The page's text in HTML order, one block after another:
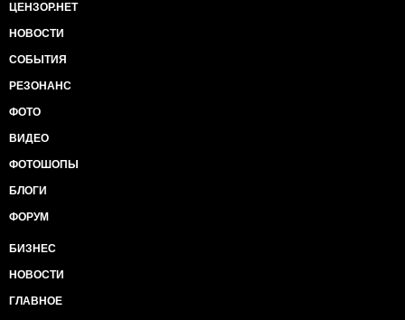
ЦЕНЗОР.НЕТ
НОВОСТИ
СОБЫТИЯ
РЕЗОНАНС
ФОТО
ВИДЕО
ФОТОШОПЫ
БЛОГИ
ФОРУМ
БИЗНЕС
НОВОСТИ
ГЛАВНОЕ